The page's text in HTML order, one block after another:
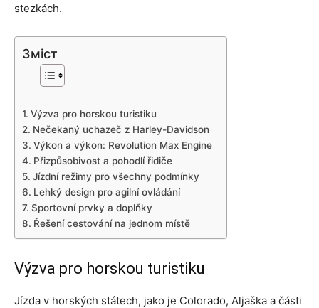
stezkách.
Зміст
Výzva pro horskou turistiku
Nečekaný uchazeč z Harley-Davidson
Výkon a výkon: Revolution Max Engine
Přizpůsobivost a pohodlí řidiče
Jízdní režimy pro všechny podmínky
Lehký design pro agilní ovládání
Sportovní prvky a doplňky
Řešení cestování na jednom místě
Výzva pro horskou turistiku
Jízda v horských státech, jako je Colorado, Aljaška a části